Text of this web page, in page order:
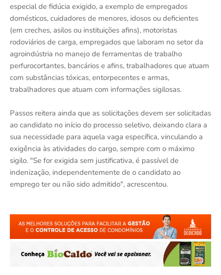
especial de fidúcia exigido, a exemplo de empregados
domésticos, cuidadores de menores, idosos ou deficientes
(em creches, asilos ou instituições afins), motoristas
rodoviários de carga, empregados que laboram no setor da
agroindústria no manejo de ferramentas de trabalho
perfurocortantes, bancários e afins, trabalhadores que atuam
com substâncias tóxicas, entorpecentes e armas,
trabalhadores que atuam com informações sigilosas.
Passos reitera ainda que as solicitações devem ser solicitadas
ao candidato no início do processo seletivo, deixando clara a
sua necessidade para aquela vaga específica, vinculando a
exigência às atividades do cargo, sempre com o máximo
sigilo. "Se for exigida sem justificativa, é passível de
indenização, independentemente de o candidato ao
emprego ter ou não sido admitido", acrescentou.